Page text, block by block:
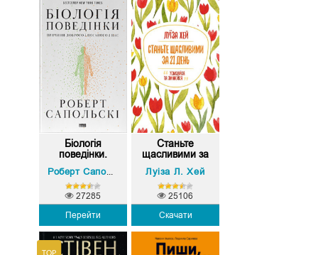
Біологія
поведінки.
Прич...
Роберт Сапольскі
Перейти
27285
Станьте
щасливими за
21 ...
Луіза Л. Хей
Скачати
25106